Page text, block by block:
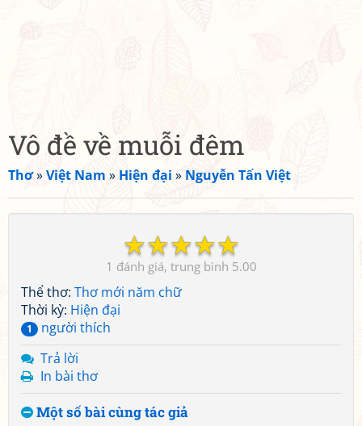
Vô đề về muỗi đêm
Thơ»Việt Nam » Hiện đại » Nguyễn Tấn Việt
☆
☆
☆
☆
☆
1 5.00
Thể thơ: Thơ mới năm chữ
Thời kỳ: Hiện đại
1
người thích
Trả lời
In bài thơ
Một số bài cùng tác giả